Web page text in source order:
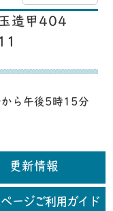
造甲404
ら午後5時15分
更新情報
ージご利用ガイド